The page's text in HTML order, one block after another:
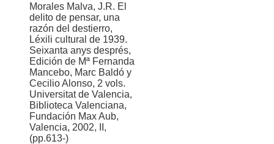
Morales Malva, J.R. El
delito de pensar, una
razón del destierro,
Léxili cultural de 1939.
Seixanta anys després,
Edición de Mª Fernanda
Mancebo, Marc Baldó y
Cecilio Alonso, 2 vols.
Universitat de Valencia,
Biblioteca Valenciana,
Fundación Max Aub,
Valencia, 2002, II,
(pp.613-)